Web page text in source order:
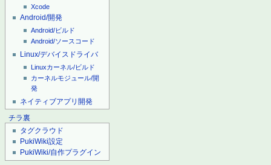
Xcode
Android/開発
Android/ビルド
Android/ソースコード
Linux/デバイスドライバ
Linuxカーネル/ビルド
カーネルモジュール/開
発
ネイティブアプリ開発
チラ裏
タグクラウド
PukiWiki設定
PukiWiki/自作プラグイン